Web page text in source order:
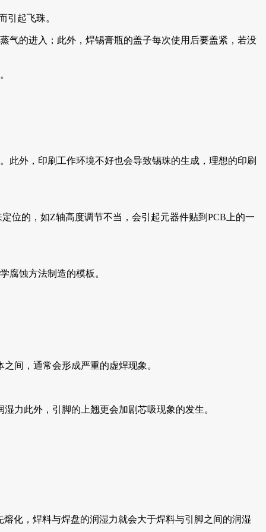
引起飞珠。
气的进入；此外，焊锡膏瓶的盖子每次使用后要盖紧，若没
此外，印刷工作环境不好也会导致锡珠的生成，理想的印刷
位的，如Z轴高度调节不当，会引起元器件贴到PCB上的一
腐蚀方法制造的模板。
间，通常会形成严重的虚焊现象。
力此外，引脚的上翘更会加剧芯吸现象的发生。
化，焊料与焊盘的润湿力就会大于焊料与引脚之间的润湿